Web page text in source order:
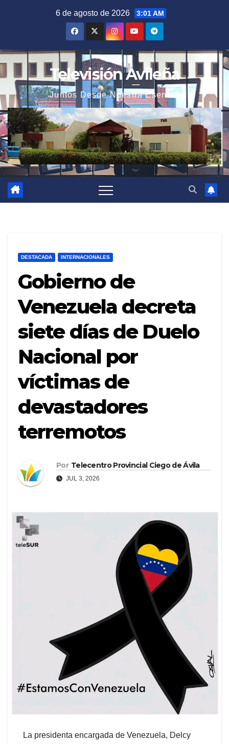
6 de agosto de 2026 3:01 AM
Televisión Avileña
Juntos Desde Nuestra Esencia
DESTACADA INTERNACIONALES
Gobierno de
Venezuela decreta
siete días de Duelo
Nacional por
víctimas de
devastadores
terremotos
Por Telecentro Provincial Ciego de Ávila
JUL 3, 2026
La presidenta encargada de Venezuela, Delcy